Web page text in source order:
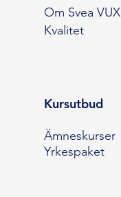
Om Svea VUX
Kvalitet
Kursutbud
Ämneskurser
Yrkespaket